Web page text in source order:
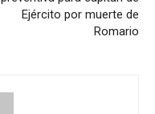
Ejército por muerte de
Romario